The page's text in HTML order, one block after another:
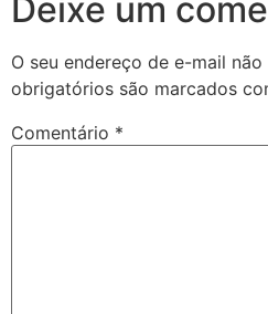
Deixe um
O seu endereço de e-mail
obrigatórios são marcados
Comentário *